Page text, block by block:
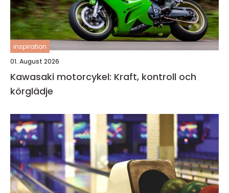
inspiration
01. August 2026
Kawasaki motorcykel: Kraft, kontroll och
körglädje